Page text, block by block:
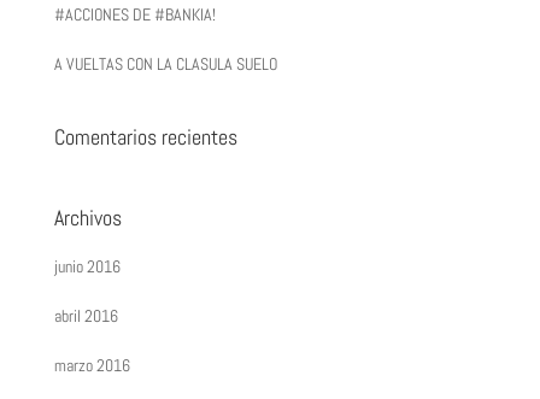
#ACCIONES DE #BANKIA!
A VUELTAS CON LA CLASULA SUELO
Comentarios recientes
Archivos
junio 2016
abril 2016
marzo 2016